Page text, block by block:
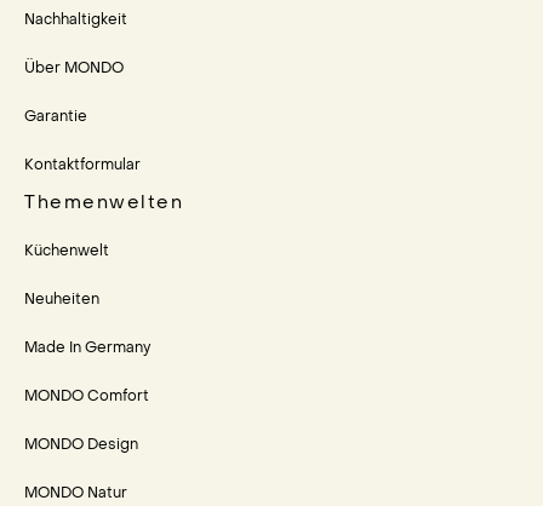
Nachhaltigkeit
Über MONDO
Garantie
Kontaktformular
Themenwelten
Küchenwelt
Neuheiten
Made In Germany
MONDO Comfort
MONDO Design
MONDO Natur